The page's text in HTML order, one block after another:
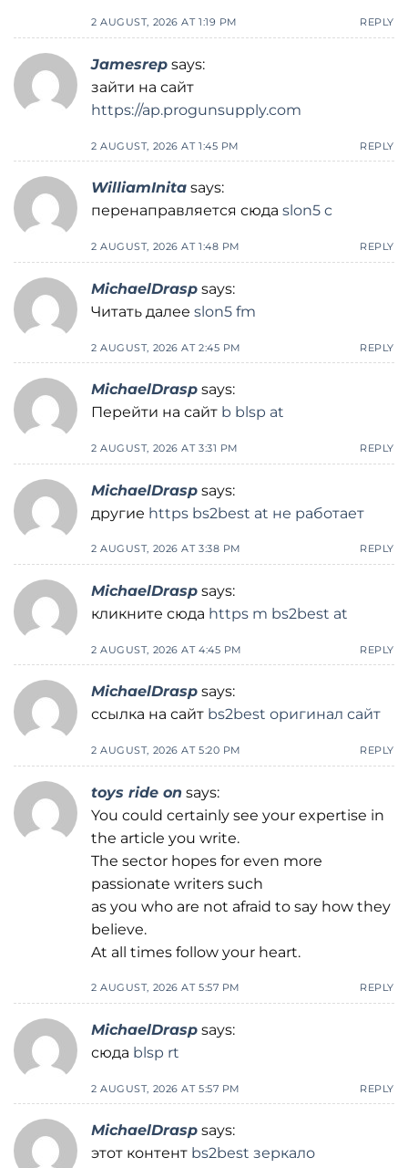
2 AUGUST, 2026 AT 1:19 PM REPLY
Jamesrep says:
зайти на сайт
https://ap.progunsupply.com
2 AUGUST, 2026 AT 1:45 PM REPLY
WilliamInita says:
перенаправляется сюда slon5 c
2 AUGUST, 2026 AT 1:48 PM REPLY
MichaelDrasp says:
Читать далее slon5 fm
2 AUGUST, 2026 AT 2:45 PM REPLY
MichaelDrasp says:
Перейти на сайт b blsp at
2 AUGUST, 2026 AT 3:31 PM REPLY
MichaelDrasp says:
другие https bs2best at не работает
2 AUGUST, 2026 AT 3:38 PM REPLY
MichaelDrasp says:
кликните сюда https m bs2best at
2 AUGUST, 2026 AT 4:45 PM REPLY
MichaelDrasp says:
ссылка на сайт bs2best оригинал сайт
2 AUGUST, 2026 AT 5:20 PM REPLY
toys ride on says:
You could certainly see your expertise in
the article you write.
The sector hopes for even more
passionate writers such
as you who are not afraid to say how they
believe.
At all times follow your heart.
2 AUGUST, 2026 AT 5:57 PM REPLY
MichaelDrasp says:
сюда blsp rt
2 AUGUST, 2026 AT 5:57 PM REPLY
MichaelDrasp says:
этот контент bs2best зеркало